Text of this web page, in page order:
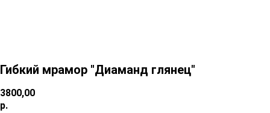
Гибкий мрамор "Диаманд глянец"
3800,00
р.